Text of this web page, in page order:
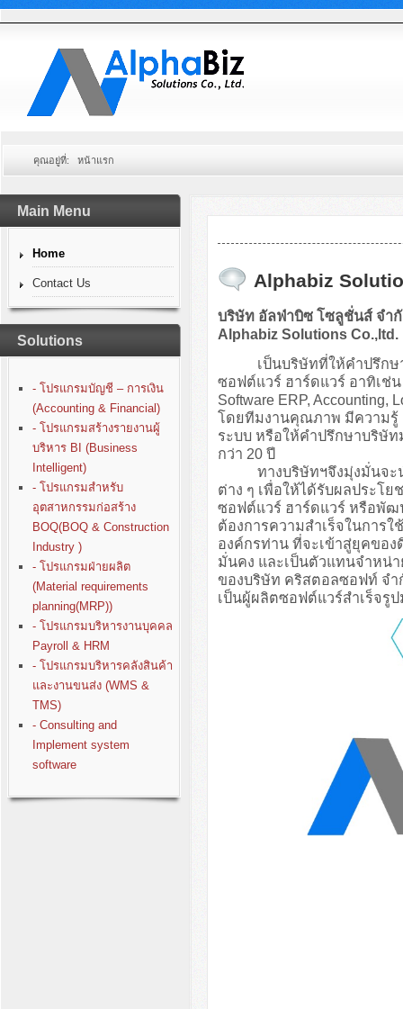
คุณอยู่ที่: หน้าแรก
Main Menu
Home
Contact Us
Solutions
- โปรแกรมบัญชี – การเงิน
(Accounting & Financial)
- โปรแกรมสร้างรายงานผู้
บริหาร BI (Business
Intelligent)
- โปรแกรมสำหรับ
อุตสาหกรรมก่อสร้าง
BOQ(BOQ & Construction
Industry )
- โปรแกรมฝ่ายผลิต
(Material requirements
planning(MRP))
- โปรแกรมบริหารงานบุคคล
Payroll & HRM
- โปรแกรมบริหารคลังสินค้า
และงานขนส่ง (WMS &
TMS)
- Consulting and
Implement system
software
Alphabiz
บริษัท อัลฟ่าบิซ โซลูชั่นส์ จำ
Alphabiz Solutions Co.,ltd.
เป็นบริษัทที่ให้คำปรึกษา
ซอฟต์แวร์ ฮาร์ดแวร์ อาทิเช่
Software ERP,
โดยทีมงานคุณภาพ มีความรู้
ระบบ หรือให้คำปรึกษาบริษั
กว่า 20 ปี
ทางบริษัทฯจึงมุ่งมั่นจะน
ต่าง ๆ เพื่อให้ได้รับผลประโย
ซอฟต์แวร์ ฮาร์ดแวร์ หรือพัฒ
ต้องการความสำเร็จในการ
องค์กรท่าน ที่จะเข้าสู่ยุคขอ
มั่นคง และเป็นตัวแทนจำหน่
ของบริษัท คริสตอลซอฟท์ จำ
เป็นผู้ผลิตซอฟต์แวร์สำเร็จรู